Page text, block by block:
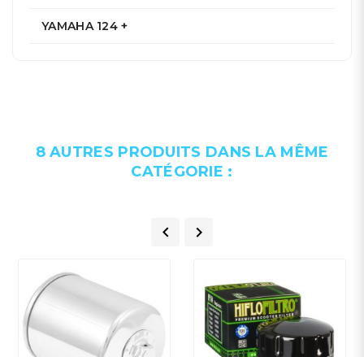
YAMAHA 124 +
8 AUTRES PRODUITS DANS LA MÊME
CATÉGORIE :
 